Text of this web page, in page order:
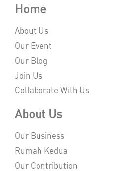
Home
About Us
Our Event
Our Blog
Join Us
Collaborate With Us
About Us
Our Business
Rumah Kedua
Our Contribution